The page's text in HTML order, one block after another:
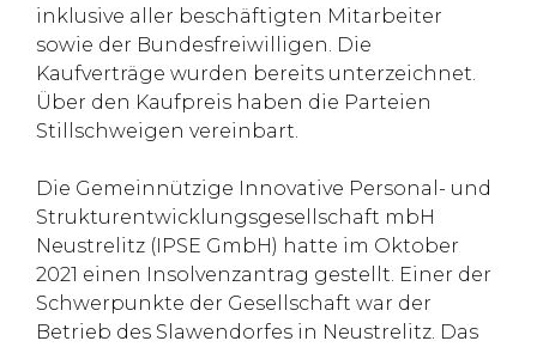
inklusive aller beschäftigten Mitarbeiter
sowie der Bundesfreiwilligen. Die
Kaufverträge wurden bereits unterzeichnet.
Über den Kaufpreis haben die Parteien
Stillschweigen vereinbart.
Die Gemeinnützige Innovative Personal- und
Strukturentwicklungsgesellschaft mbH
Neustrelitz (IPSE GmbH) hatte im Oktober
2021 einen Insolvenzantrag gestellt. Einer der
Schwerpunkte der Gesellschaft war der
Betrieb des Slawendorfes in Neustrelitz. Das